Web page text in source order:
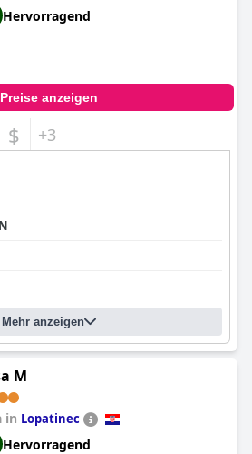
Hervorragend
Preise anzeigen
$ +3
Mehr anzeigen
M
in Lopatinec
Hervorragend